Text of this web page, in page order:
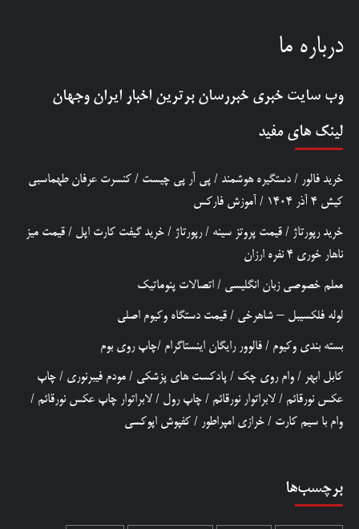
درباره ما
وب سایت خبری خبررسان برترین اخبار ایران وجهان
لینک های مفید
خرید فالور / دستگیره هوشمند / پی آر پی چیست / کنسرت عرفان طهماسبی
کیش 4 آذر 1404
/ آموزش فارکس
خرید رپورتاژ / قیمت پروتز سینه /رپورتاژ / خرید گیفت کارت اپل / قیمت میز
ناهار خوری 4 نفره ارزان
معلم خصوصی زبان انگلیسی / اتصالات پنوماتیک
لوله فلکسیبل – شاهرخی / قیمت دستگاه وکیوم اصلی
بسته بندی وکیوم / فالوور رایگان اینستاگرام /چاپ روی بوم
کابل ابهر / وام روی چک / پادکست های پزشکی / مودم فیبرنوری / چاپ
عکس نورقائم / لابراتوار نورقائم / چاپ رول / لابراتوار چاپ عکس نورقائم /
وام با سیم کارت / خرازی امپراطور / کفپوش اپوکسی
برچسب‌ها